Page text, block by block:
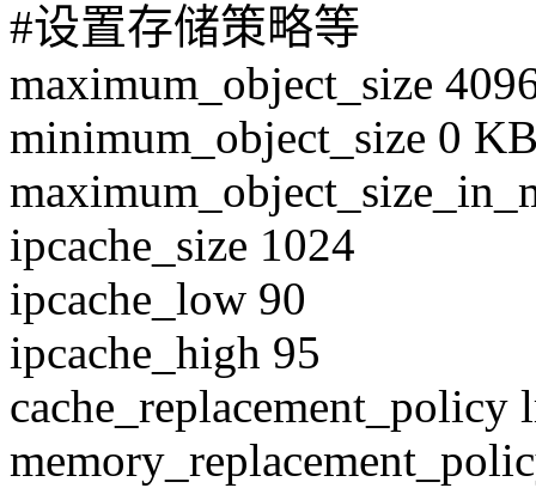
#设置存储策略等
maximum_object_size
minimum_object_size 0
ipcache_size 1024
ipcache_low 90
ipcache_high 95
cache_replacement_policy